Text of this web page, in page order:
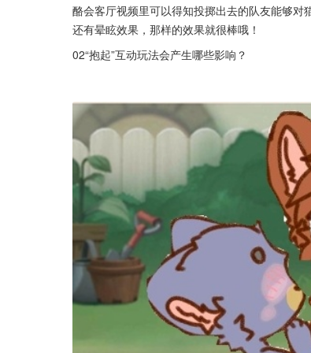
酪会客厅视频里可以得知投掷出去的队友能够
还有晕眩效果，那样的效果就很棒哦！
02“抱起”互动玩法会产生哪些影响？